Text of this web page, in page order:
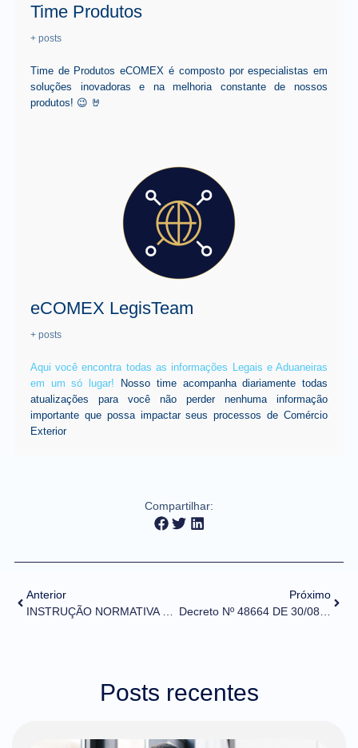
Time Produtos
+ posts
Time de Produtos eCOMEX é composto por especialistas em
soluções inovadoras e na melhoria constante de nossos
produtos! 😉 🤘
eCOMEX LegisTeam
+ posts
Aqui você encontra todas as informações Legais e Aduaneiras
em um só lugar! Nosso time acompanha diariamente todas
atualizações para você não perder nenhuma informação
importante que possa impactar seus processos de Comércio
Exterior
Compartilhar:
Anterior
Próximo
Posts recentes